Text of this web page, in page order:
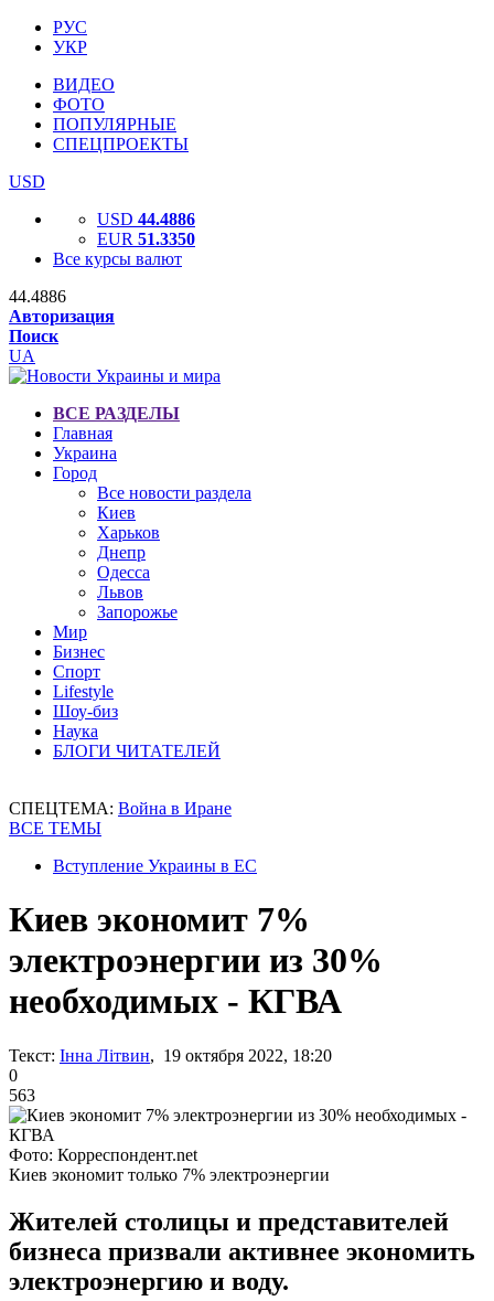
РУС
УКР
ВИДЕО
ФОТО
ПОПУЛЯРНЫЕ
СПЕЦПРОЕКТЫ
USD
USD 44.4886
EUR 51.3350
Все курсы валют
44.4886
Авторизация
Поиск
UA
ВСЕ РАЗДЕЛЫ
Главная
Украина
Город
Все новости раздела
Киев
Харьков
Днепр
Одесса
Львов
Запорожье
Мир
Бизнес
Спорт
Lifestyle
Шоу-биз
Наука
БЛОГИ ЧИТАТЕЛЕЙ
СПЕЦТЕМА: Война в Иране
ВСЕ ТЕМЫ
Вступление Украины в ЕС
Киев экономит 7%
электроэнергии из 30%
необходимых - КГВА
Текст: Інна Літвин, 19 октября 2022, 18:20
0
563
Фото: Корреспондент.net
Киев экономит только 7% электроэнергии
Жителей столицы и представителей
бизнеса призвали активнее экономить
электроэнергию и воду.